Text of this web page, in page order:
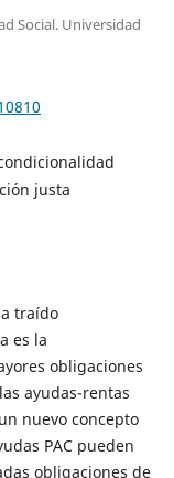
Social. Universidad
justa
traído
es la
obligaciones
ayudas-rentas
nuevo concepto
PAC pueden
obligaciones de